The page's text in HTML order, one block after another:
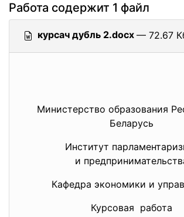
Работа содержит 1 файл
курсач дубль 2.docx — 72.67
Министерство образования
Беларусь
Институт
и
Кафедра экономики и
Курсовая работа